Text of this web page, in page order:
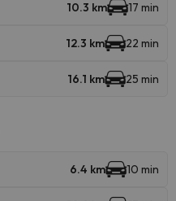
10.3 km 17 min
12.3 km 22 min
16.1 km 25 min
6.4 km 10 min